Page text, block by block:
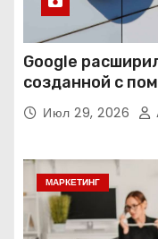
Google
созданной с
интеллекта
Июл 29, 2026
МАРКЕТИНГ